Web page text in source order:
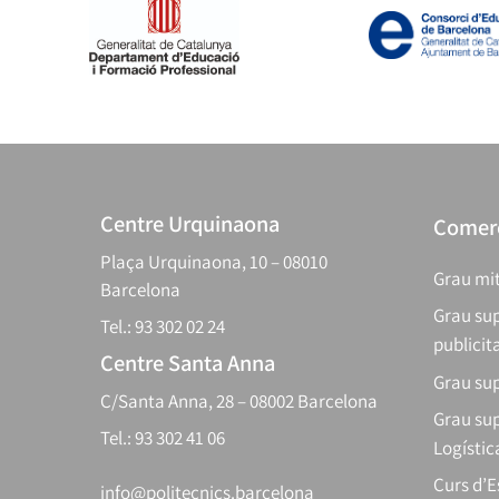
Centre Urquinaona
Plaça Urquinaona, 10 – 08010
Barcelona
Tel.: 93 302 02 24
Centre Santa Anna
C/Santa Anna, 28 – 08002 Barcelona
Tel.: 93 302 41 06
info@politecnics.barcelona
Grau
Grau
Grau
Grau
Curs